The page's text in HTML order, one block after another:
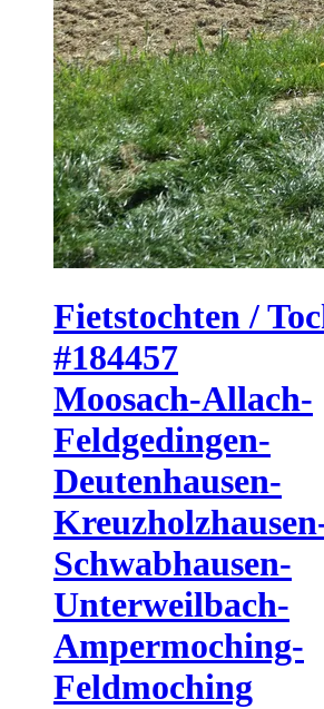
Fietstochten /
#184457
Moosach-Allach-
Feldgedingen-
Deutenhausen-
Schwabhausen-
Unterweilbach-
Ampermoching-
Feldmoching